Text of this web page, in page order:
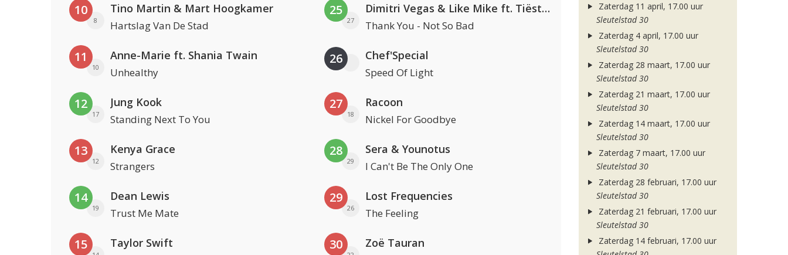
10
8
Tino Martin & Mart Hoogkamer
Hartslag Van De Stad
11
10
Anne-Marie ft. Shania Twain
Unhealthy
12
17
Jung Kook
Standing Next To You
13
12
Kenya Grace
Strangers
14
19
Dean Lewis
Trust Me Mate
15 Taylor Swift
25
27
Dimitri Vegas & Like Mike ft. Tiësto, W&W & Dido
Thank You - Not So Bad
26 Chef'Special
Speed Of Light
27
18
Racoon
Nickel For Goodbye
28
29
Sera & Younotus
I Can't Be The Only One
29
26
Lost Frequencies
The Feeling
30 Zoë Tauran
Zaterdag 11 april, 17.00 uur
Sleutelstad 30
Zaterdag 4 april, 17.00 uur
Sleutelstad 30
Zaterdag 28 maart, 17.00 uur
Sleutelstad 30
Zaterdag 21 maart, 17.00 uur
Sleutelstad 30
Zaterdag 14 maart, 17.00 uur
Sleutelstad 30
Zaterdag 7 maart, 17.00 uur
Sleutelstad 30
Zaterdag 28 februari, 17.00 uur
Sleutelstad 30
Zaterdag 21 februari, 17.00 uur
Sleutelstad 30
Zaterdag 14 februari, 17.00 uur